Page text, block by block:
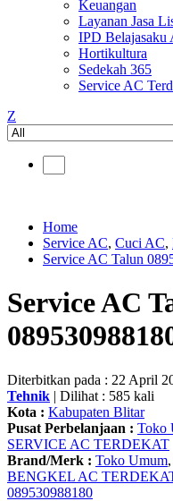
Keuangan
Layanan Jasa
IPD Belajasaku
Hortikultura
Sedekah 365
Service AC
Z
Home
Service AC, Cuci AC,
Service AC Talun
Service AC
Diterbitkan pada : 22 April
Tehnik | Dilihat : 585 kali
Kota : Kabupaten Blitar
Pusat Perbelanjaan : Toko
SERVICE AC TERDEKAT
Brand/Merk : Toko Umum,
BENGKEL AC
089530988180